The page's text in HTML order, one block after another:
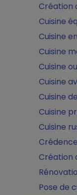
Création
Cuisine
Cuisine
Cuisine
Cuisine
Cuisine
Cuisine
Cuisine
Cuisine
Création
Pose de